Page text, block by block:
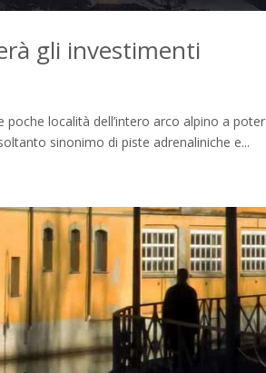
gli investimenti
poche località dell’intero arco alpino a poter
sinonimo di piste adrenaliniche e...